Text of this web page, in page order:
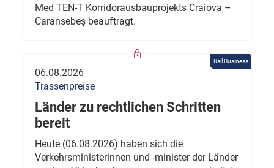
Med TEN-T Korridorausbauprojekts Craiova –
Caransebeș beauftragt.
Rail Business
06.08.2026
Trassenpreise
Länder zu rechtlichen Schritten
bereit
Heute (06.08.2026) haben sich die
Verkehrsministerinnen und -minister der Länder